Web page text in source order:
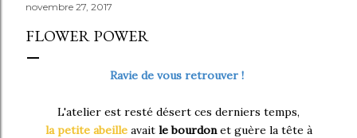
novembre 27, 2017
FLOWER POWER
Ravie de vous retrouver !
L'atelier est resté désert ces derniers temps,
la petite abeilleavait le bourdonet guère la tête à